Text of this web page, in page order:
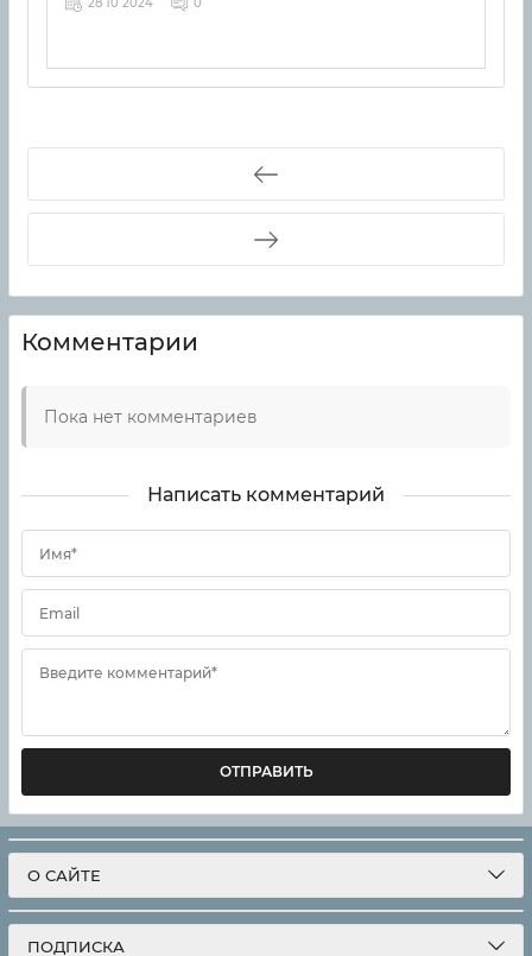
Комментарии
Пока нет комментариев
Написать комментарий
Имя*
Email
Введите комментарий*
ОТПРАВИТЬ
О САЙТЕ
ПОДПИСКА